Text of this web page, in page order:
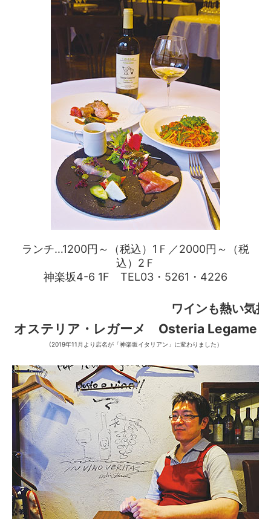
ランチ…1200円～（税込）1Ｆ／2000円～（税
込）2Ｆ
神楽坂4-6 1F TEL03・5261・4226
ワインも熱い気持
オステリア・レガーメ Osteria Legame
(2019年11月より店名が「神楽坂イタリアン」に変わりました）